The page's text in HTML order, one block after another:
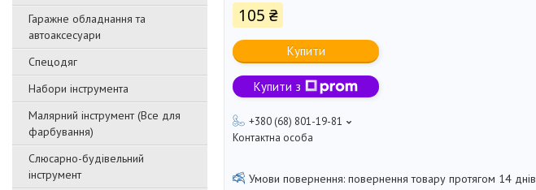
Гаражне обладнання та
автоаксесуари
Спецодяг
Набори інструмента
Малярний інструмент (Все для
фарбування)
Слюсарно-будівельний
інструмент
105 ₴
Купити
Купити з
+380 (68) 801-19-81
Контактна особа
повернення товару протягом 14 днів